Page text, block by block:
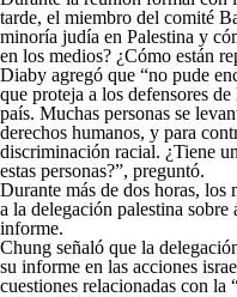
tarde, el miembro del comité
minoría judía en Palestina y
en los medios? ¿Cómo están
Diaby agregó que “no pude
que proteja a los defensores
país. Muchas personas se
derechos humanos, y para
discriminación racial. ¿Tiene
estas personas?”, preguntó.
Durante más de dos horas,
a la delegación palestina sobre
informe.
Chung señaló que la
su informe en las acciones
cuestiones relacionadas con